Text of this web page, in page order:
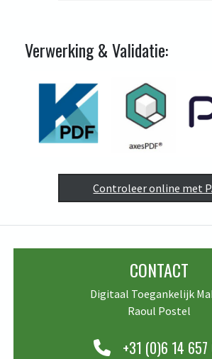
Verwerking & Validatie:
Controleer online met
CONTACT
Digitaal Toegankelijk
Raoul Postel
+31 (0)6 14